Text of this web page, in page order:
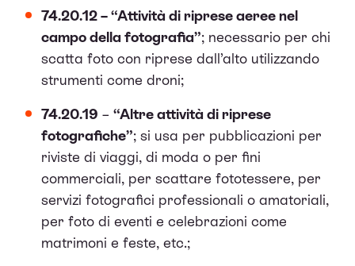
74.20.12 – “Attività di riprese aeree nel
campo della fotografia”; necessario per chi
scatta foto con riprese dall’alto utilizzando
strumenti come droni;
74.20.19 – “Altre attività di riprese
fotografiche”; si usa per pubblicazioni per
riviste di viaggi, di moda o per fini
commerciali, per scattare fototessere, per
servizi fotografici professionali o amatoriali,
per foto di eventi e celebrazioni come
matrimoni e feste, etc.;